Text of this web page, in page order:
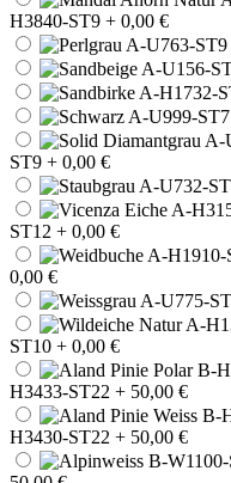
H3840-ST9 + 0,00 €
ST9 + 0,00 €
ST12 + 0,00 €
0,00 €
ST10 + 0,00 €
H3433-ST22 + 50,00 €
H3430-ST22 + 50,00 €